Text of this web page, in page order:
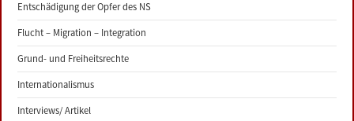
Entschädigung der Opfer des NS
Flucht – Migration – Integration
Grund- und Freiheitsrechte
Internationalismus
Interviews/ Artikel